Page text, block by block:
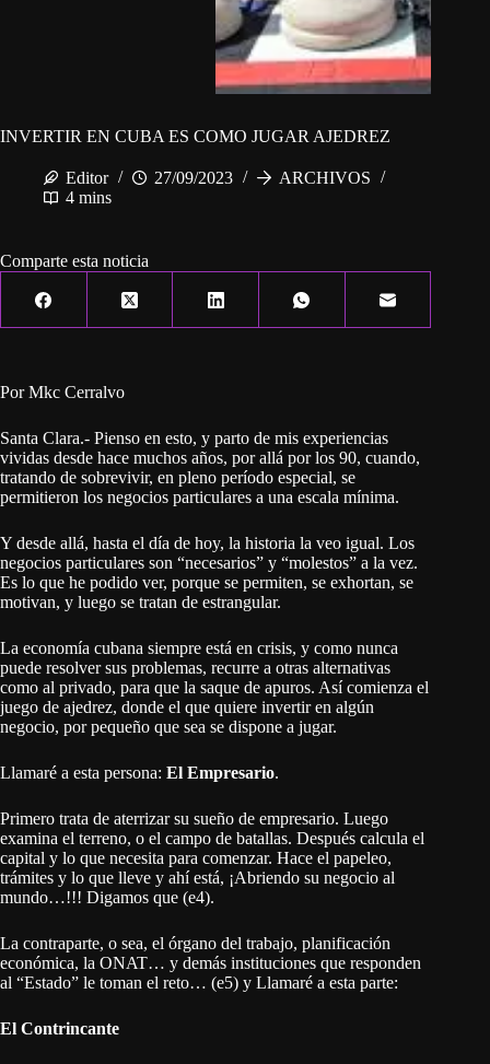
INVERTIR EN CUBA ES COMO JUGAR AJEDREZ
Editor 27/09/2023
ARCHIVOS
4 mins
Comparte esta noticia
Por Mkc Cerralvo
Santa Clara.- Pienso en esto, y parto de mis experiencias
vividas desde hace muchos años, por allá por los 90, cuando,
tratando de sobrevivir, en pleno período especial, se
permitieron los negocios particulares a una escala mínima.
Y desde allá, hasta el día de hoy, la historia la veo igual. Los
negocios particulares son “necesarios” y “molestos” a la vez.
Es lo que he podido ver, porque se permiten, se exhortan, se
motivan, y luego se tratan de estrangular.
La economía cubana siempre está en crisis, y como nunca
puede resolver sus problemas, recurre a otras alternativas
como al privado, para que la saque de apuros. Así comienza el
juego de ajedrez, donde el que quiere invertir en algún
negocio, por pequeño que sea se dispone a jugar.
Llamaré a esta persona: El Empresario.
Primero trata de aterrizar su sueño de empresario. Luego
examina el terreno, o el campo de batallas. Después calcula el
capital y lo que necesita para comenzar. Hace el papeleo,
trámites y lo que lleve y ahí está, ¡Abriendo su negocio al
mundo…!!! Digamos que (e4).
La contraparte, o sea, el órgano del trabajo, planificación
económica, la ONAT… y demás instituciones que responden
al “Estado” le toman el reto… (e5) y Llamaré a esta parte:
El Contrincante